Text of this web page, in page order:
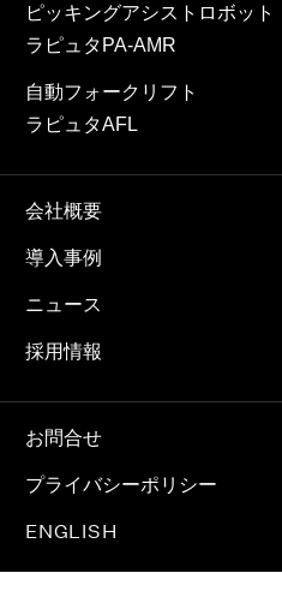
ピッキングアシストロボット
ラピュタPA-AMR
自動フォークリフト
ラピュタAFL
会社概要
導入事例
ニュース
採用情報
お問合せ
プライバシーポリシー
ENGLISH